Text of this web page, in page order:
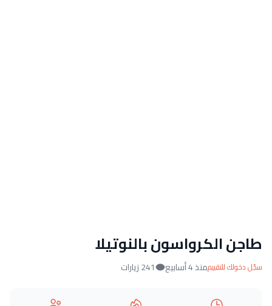
طاجن الكرواسون بالنوتيلا
سجّل دخولك للتقييممنذ 4 أسابيع 241 زيارات